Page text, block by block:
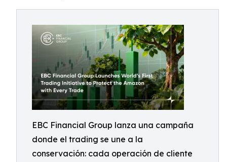
EBC Financial Group lanza una campaña
donde el trading se une a la
conservación: cada operación de cliente